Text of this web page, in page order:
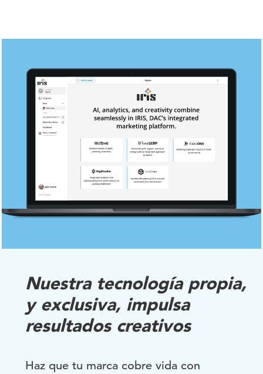
Nuestra tecnología propia,
y exclusiva, impulsa
resultados creativos
Haz que tu marca cobre vida con